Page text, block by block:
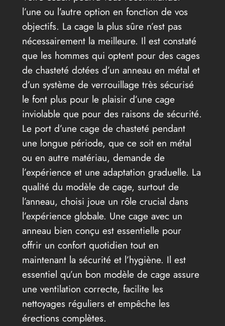
l’une ou l’autre option en fonction de vos
objectifs. La cage la plus sûre n’est pas
nécessairement la meilleure. Il est constaté
que les hommes qui optent pour des cages
de chasteté dotées d’un anneau en métal et
d’un système de verrouillage très sécurisé
le font plus pour le plaisir d’une cage
inviolable que pour des raisons de sécurité.
Le port d’une cage de chasteté pendant
une longue période, que ce soit en métal
ou en autre matériau, demande de
l’expérience et une adaptation graduelle. La
qualité du modèle de cage, surtout de
l’anneau, choisi joue un rôle crucial dans
l’expérience globale. Une cage avec un
anneau bien conçu est essentielle pour
offrir un confort quotidien tout en
maintenant la sécurité et l’hygiène. Il est
essentiel qu’un bon modèle de cage assure
une ventilation correcte, facilite les
nettoyages réguliers et empêche les
érections complètes.